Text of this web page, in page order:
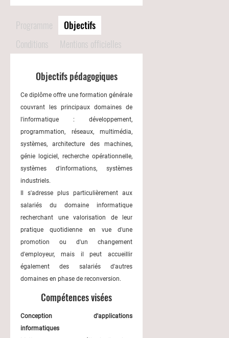
Programme
Objectifs
Conditions
Mentions officielles
Objectifs pédagogiques
Ce diplôme offre une formation générale
couvrant les principaux domaines de
l'informatique : développement,
programmation, réseaux, multimédia,
systèmes, architecture des machines,
génie logiciel, recherche opérationnelle,
systèmes d'informations, systèmes
industriels.
Il s'adresse plus particulièrement aux
salariés du domaine informatique
recherchant une valorisation de leur
pratique quotidienne en vue d'une
promotion ou d'un changement
d'employeur, mais il peut accueillir
également des salariés d'autres
domaines en phase de reconversion.
Compétences visées
Conception d'applications
informatiques